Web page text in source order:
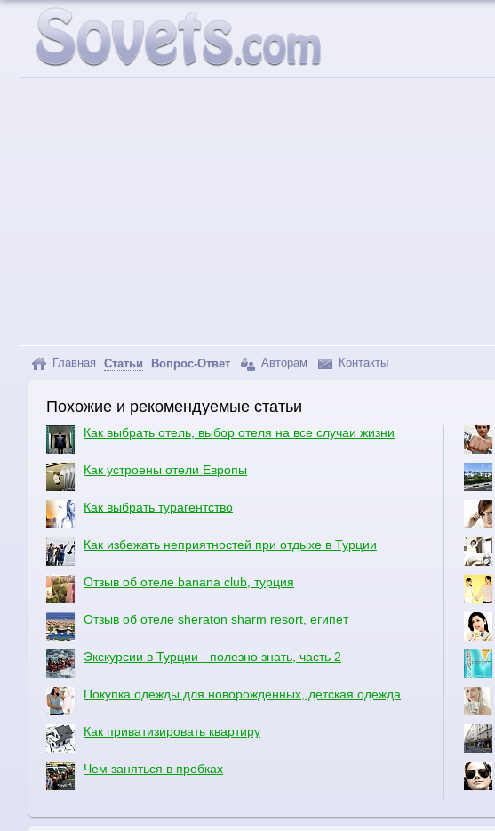
Главная Статьи Вопрос-Ответ Авторам Контакты
Похожие и рекомендуемые статьи
Как выбрать отель, выбор отеля на все случаи жизни
Как устроены отели Европы
Как выбрать турагентство
Как избежать неприятностей при отдыхе в Турции
Отзыв об отеле banana club, турция
Отзыв об отеле sheraton sharm resort, египет
Экскурсии в Турции - полезно знать, часть 2
Покупка одежды для новорожденных, детская одежда
Как приватизировать квартиру
Чем заняться в пробках